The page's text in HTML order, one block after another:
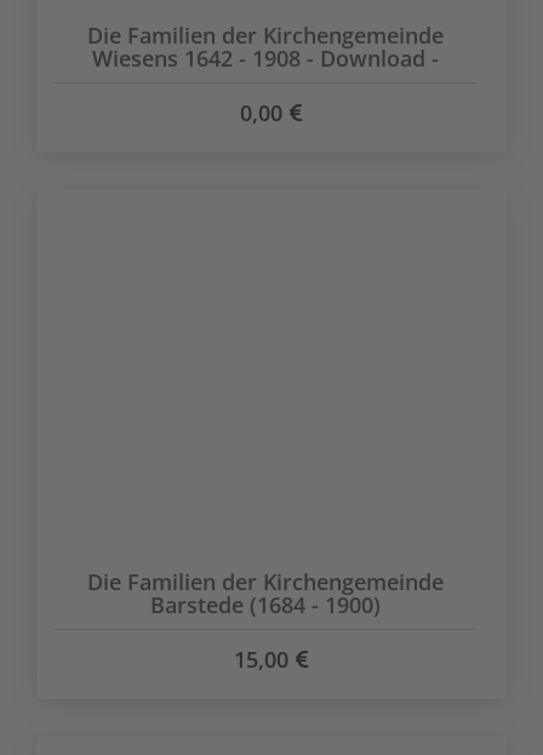
Die Familien der Kirchengemeinde
Wiesens 1642 - 1908 - Download -
0,00
Die Familien der Kirchengemeinde
Barstede (1684 - 1900)
15,00